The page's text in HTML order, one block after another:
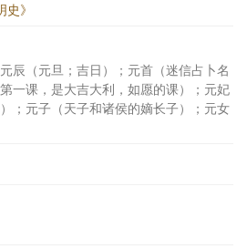
》
辰（元旦；吉日）；元首（迷信占卜名
一课，是大吉大利，如愿的课）；元妃
）；元子（天子和诸侯的嫡长子）；元女